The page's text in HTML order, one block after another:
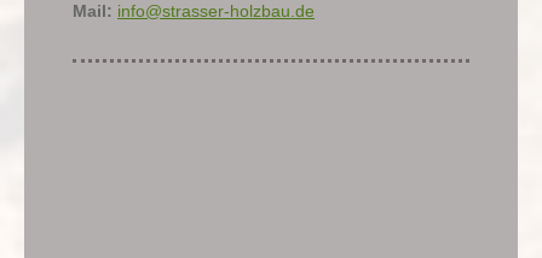
Mail: info@strasser-holzbau.de